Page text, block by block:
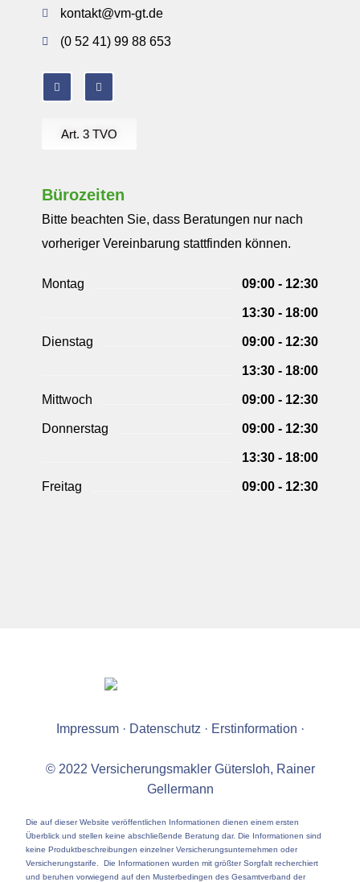
kontakt@vm-gt.de
(0 52 41) 99 88 653
Art. 3 TVO
Bürozeiten
Bitte beachten Sie, dass Beratungen nur nach
vorheriger Vereinbarung stattfinden können.
Montag 09:00 - 12:30
13:30 - 18:00
Dienstag 09:00 - 12:30
13:30 - 18:00
Mittwoch 09:00 - 12:30
Donnerstag 09:00 - 12:30
13:30 - 18:00
Freitag 09:00 - 12:30
Impressum· Datenschutz · Erstinformation ·
© 2022 Versicherungsmakler Gütersloh, Rainer
Gellermann
Die auf dieser Website veröffentlichen Informationen dienen einem ersten
Überblick und stellen keine abschließende Beratung dar. Die Informationen sind
keine Produktbeschreibungen einzelner Versicherungsunternehmen oder
Versicherungstarife. Die Informationen wurden mit größter Sorgfalt recherchiert
und beruhen vorwiegend auf den Musterbedingen des Gesamtverband der